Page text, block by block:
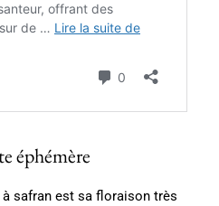
éphémère
safran est sa floraison très